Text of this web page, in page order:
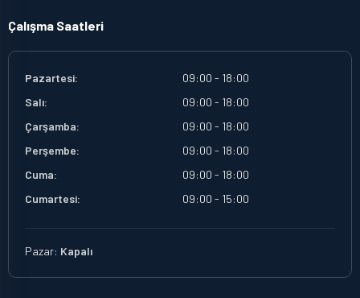
Çalışma Saatleri
Pazartesi:
09:00 - 18:00
Salı:
09:00 - 18:00
Çarşamba:
09:00 - 18:00
Perşembe:
09:00 - 18:00
Cuma:
09:00 - 18:00
Cumartesi:
09:00 - 15:00
Pazar: Kapalı